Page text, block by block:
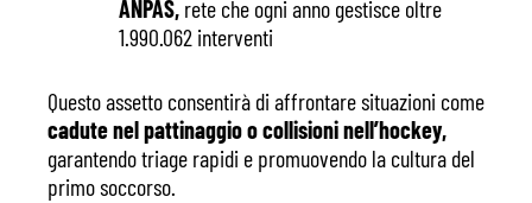
ANPAS, rete che ogni anno gestisce oltre
1.990.062 interventi
Questo assetto consentirà di affrontare situazioni come
cadute nel pattinaggio o collisioni nell’hockey,
garantendo triage rapidi e promuovendo la cultura del
primo soccorso.